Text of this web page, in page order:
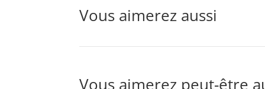
Vous aimerez aussi
Vous aimerez peut-être